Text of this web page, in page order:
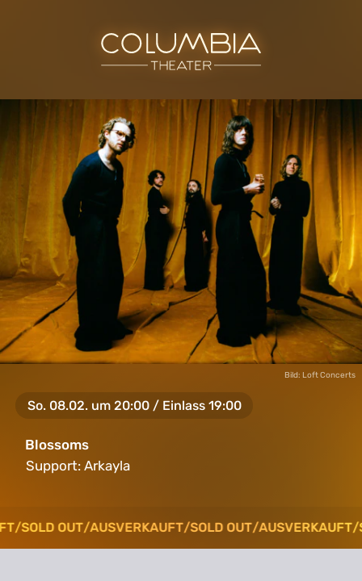
So. 08.02. um 20:00 / Einlass 19:00
Blossoms
Support: Arkayla
/SOLD OUT/AUSVERKAUFT/SOLD OUT/AUSVERKAUFT/
/SOLD OUT/AUSVERKAUFT/SOLD OUT/AUSVERKAUFT/
Bild: Loft Concerts